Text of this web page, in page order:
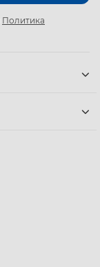
Политика